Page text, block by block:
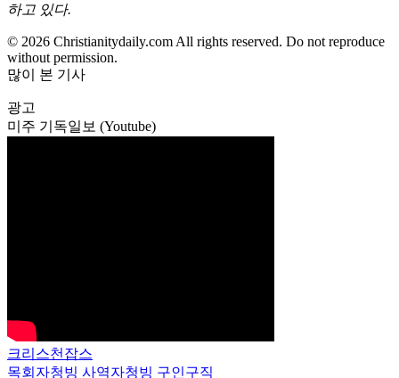
하고 있다.
© 2026 Christianitydaily.com All rights reserved. Do not reproduce
without permission.
많이 본 기사
광고
미주 기독일보 (Youtube)
크리스천잡스
목회자청빙 사역자청빙 구인구직